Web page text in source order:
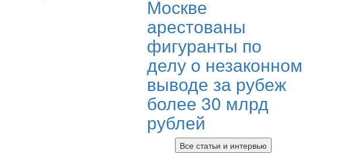
Москве
арестованы
фигуранты по
делу о незаконном
выводе за рубеж
более 30 млрд
рублей
Все статьи и интервью